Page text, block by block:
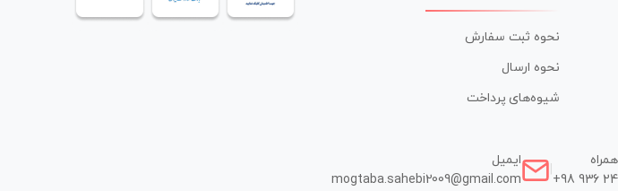
نحوه ثبت سفارش
نحوه ارسال
شیوه‌های پرداخت
+98 936 24
ایمیل
mogtaba.sahebi2009@gmail.com